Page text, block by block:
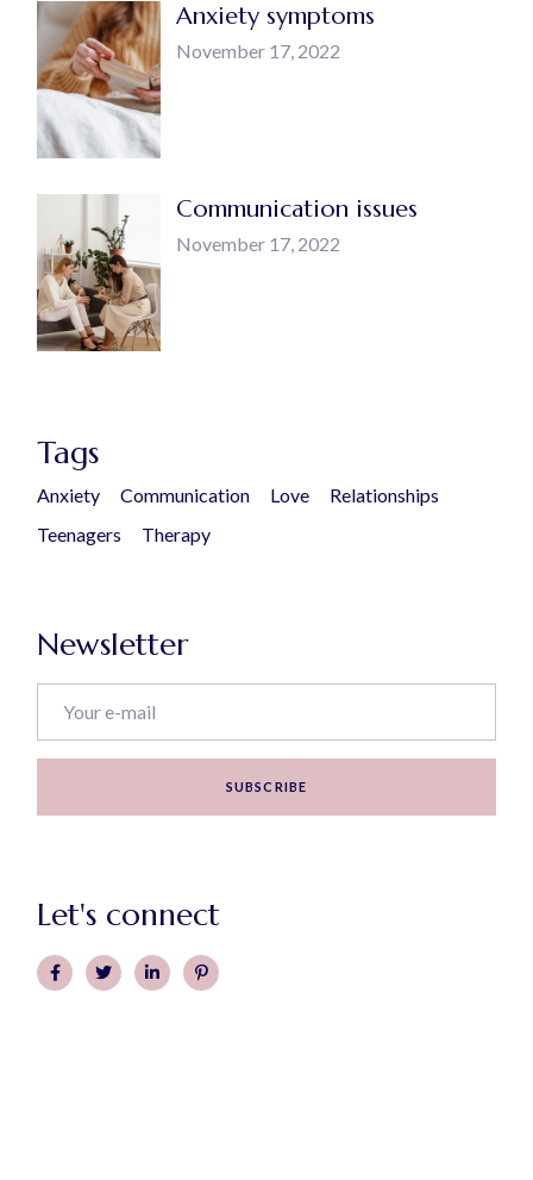
Anxiety symptoms
November 17, 2022
Communication issues
November 17, 2022
Tags
Anxiety Communication Love
Relationships
Teenagers
Therapy
Newsletter
SUBSCRIBE
Let's connect